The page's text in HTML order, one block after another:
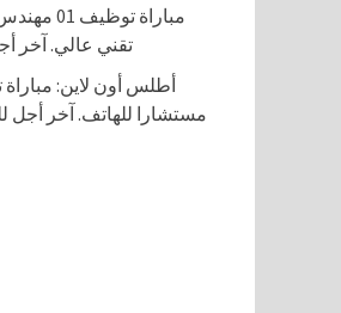
تقني عالي. آخر أجل هو 02
مستشارا للهاتف. آخر أجل